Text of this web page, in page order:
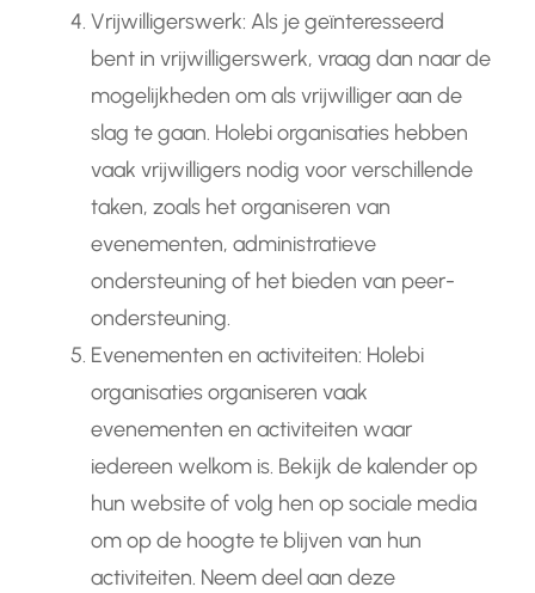
Vrijwilligerswerk: Als je geïnteresseerd
bent in vrijwilligerswerk, vraag dan naar de
mogelijkheden om als vrijwilliger aan de
slag te gaan. Holebi organisaties hebben
vaak vrijwilligers nodig voor verschillende
taken, zoals het organiseren van
evenementen, administratieve
ondersteuning of het bieden van peer-
ondersteuning.
Evenementen en activiteiten: Holebi
organisaties organiseren vaak
evenementen en activiteiten waar
iedereen welkom is. Bekijk de kalender op
hun website of volg hen op sociale media
om op de hoogte te blijven van hun
activiteiten. Neem deel aan deze